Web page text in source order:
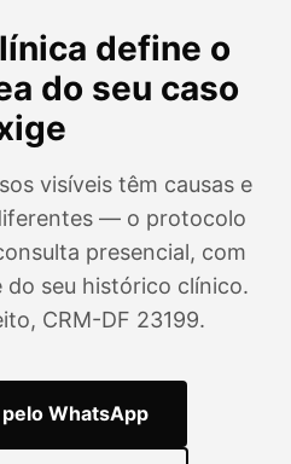
define o
do seu caso
visíveis têm causas e
— o protocolo
presencial, com
do seu histórico clínico.
CRM-DF 23199.
WhatsApp